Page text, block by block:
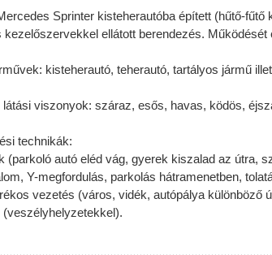
Sprinter kisteherautóba épített (hűtő-
ellátott berendezés.
kisteherautó, teherautó, tartályos jármű
viszonyok: száraz, esős, havas, ködös,
technikák:
(parkoló autó eléd vág, gyerek kiszalad az útra,
Y-megfordulás, parkolás hátramenetben,
vezetés (város, vidék, autópálya különböző